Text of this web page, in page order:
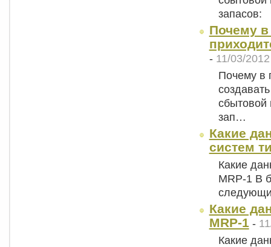
запасов:
Почему
- 11/03/
Почему в
сбытовой
зап…
Какие
систем
Какие
MRP-1 В
Какие
MRP-1 -
Какие